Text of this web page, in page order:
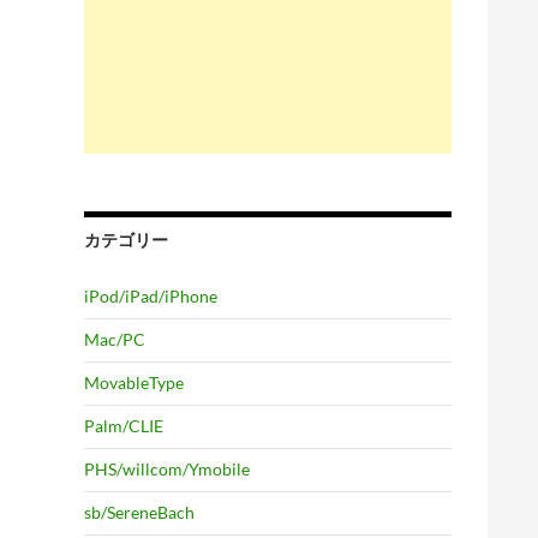
カテゴリー
iPod/iPad/iPhone
Mac/PC
MovableType
Palm/CLIE
PHS/willcom/Ymobile
sb/SereneBach